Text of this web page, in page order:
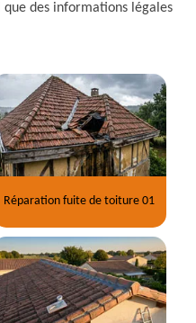
que des informations légales
Réparation fuite de toiture 01